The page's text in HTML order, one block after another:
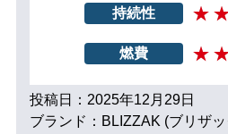
持続性
燃費
投稿日：2025年12月29日
ブランド：BLIZZAK (ブリザ